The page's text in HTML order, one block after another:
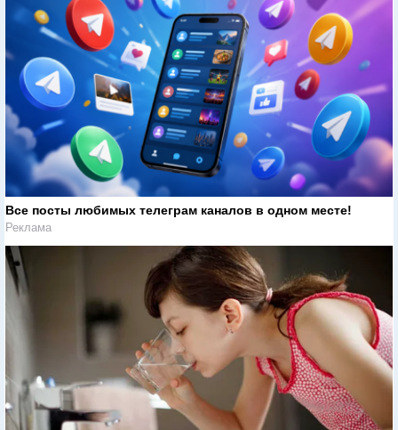
Все посты любимых телеграм каналов в одном месте!
Реклама